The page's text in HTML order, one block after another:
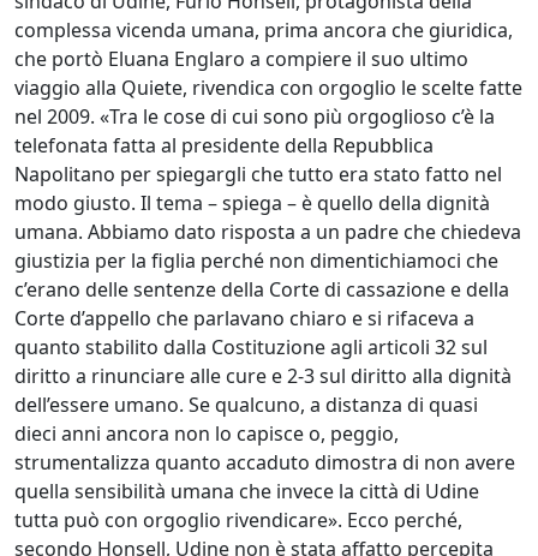
complessa vicenda umana, prima ancora che giuridica,
che portò Eluana Englaro a compiere il suo ultimo
viaggio alla Quiete, rivendica con orgoglio le scelte fatte
nel 2009. «Tra le cose di cui sono più orgoglioso c’è la
telefonata fatta al presidente della Repubblica
Napolitano per spiegargli che tutto era stato fatto nel
modo giusto. Il tema – spiega – è quello della dignità
umana. Abbiamo dato risposta a un padre che chiedeva
giustizia per la figlia perché non dimentichiamoci che
c’erano delle sentenze della Corte di cassazione e della
Corte d’appello che parlavano chiaro e si rifaceva a
quanto stabilito dalla Costituzione agli articoli 32 sul
diritto a rinunciare alle cure e 2-3 sul diritto alla dignità
dell’essere umano. Se qualcuno, a distanza di quasi
dieci anni ancora non lo capisce o, peggio,
strumentalizza quanto accaduto dimostra di non avere
quella sensibilità umana che invece la città di Udine
tutta può con orgoglio rivendicare». Ecco perché,
secondo Honsell, Udine non è stata affatto percepita